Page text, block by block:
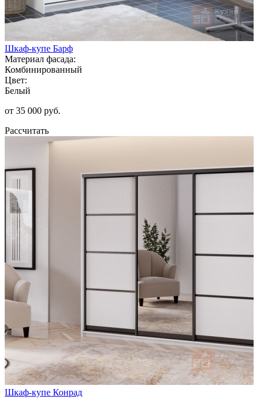
Шкаф-купе Барф
Материал фасада:
Комбинированный
Цвет:
Белый
от 35 000 руб.
Рассчитать
Шкаф-купе Конрад